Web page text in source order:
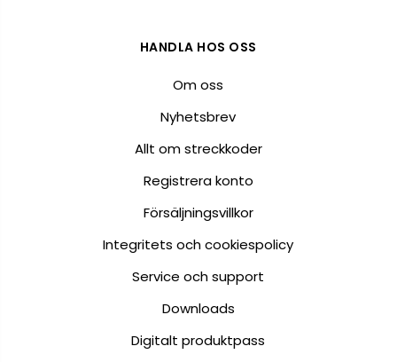
HANDLA HOS OSS
Om oss
Nyhetsbrev
Allt om streckkoder
Registrera konto
Försäljningsvillkor
Integritets och cookiespolicy
Service och support
Downloads
Digitalt produktpass